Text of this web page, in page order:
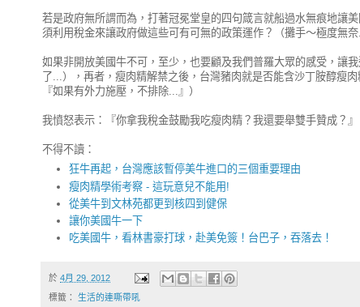
若是政府無所謂而為，打著冠冕堂皇的四句箴言就船過水無痕地讓
須利用稅金來讓政府做這些可有可無的政策運作？（攤手～極度無奈
如果非開放美國牛不可，至少，也要顧及我們普羅大眾的感受，讓
了...），再者，瘦肉精解禁之後，台灣豬肉就是否能含沙丁胺醇瘦
『如果有外力施壓，不排除...』）
我憤怒表示：『你拿我稅金鼓勵我吃瘦肉精？我還要舉雙手贊成？』
不得不讀：
狂牛再起，台灣應該暫停美牛進口的三個重要理由
瘦肉精學術考察 - 這玩意兒不能用!
從美牛到文林苑都更到核四到健保
讓你美國牛一下
吃美國牛，看林書豪打球，赴美免簽！台巴子，吞落去！
於 4月 29, 2012
標籤： 生活的連嘶帶吼